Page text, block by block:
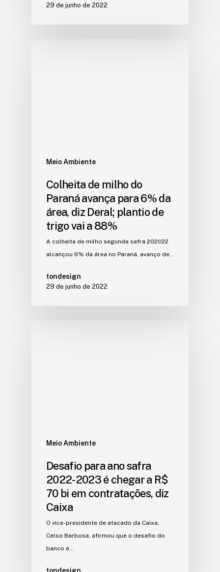
29 de junho de 2022
Meio Ambiente
Colheita de milho do
Paraná avança para 6% da
área, diz Deral; plantio de
trigo vai a 88%
A colheita de milho segunda safra 2021/22
alcançou 6% da área no Paraná, avanço de…
tondesign
29 de junho de 2022
Meio Ambiente
Desafio para ano safra
2022-2023 é chegar a R$
70 bi em contratações, diz
Caixa
O vice-presidente de atacado da Caixa,
Celso Barbosa, afirmou que o desafio do
banco é…